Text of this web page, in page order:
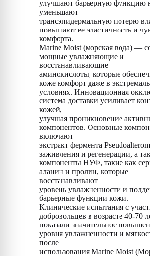
улучшают барьерную функцию
уменьшают
трансэпидермальную потерю
повышают ее эластичность и
комфорта.
Marine Moist (морская вода) —
мощные увлажняющие и
восстанавливающие
аминокислоты, которые
коже комфорт даже в
условиях. Инновационная
система доставки усиливает
кожей,
улучшая проникновение
компонентов. Основные
включают
экстракт фермента
заживления и регенерации, а
компоненты НУФ, такие как
аланин и пролин, которые
восстанавливают
уровень увлажненности и
барьерные функции кожи.
Клинические испытания с
добровольцев в возрасте 40-70
показали значительное
уровня увлажненности и
после
использования Marine Moist